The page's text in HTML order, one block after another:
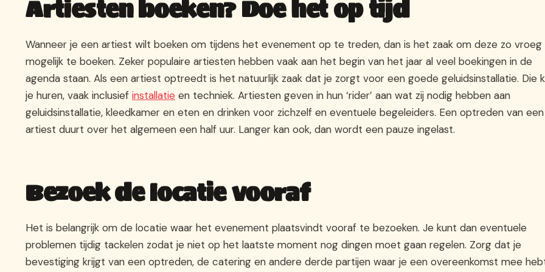
Artiesten boeken? Doe het op tijd
Wanneer je een artiest wilt boeken om tijdens het evenement op te treden, dan is het zaak om deze zo vroeg
mogelijk te boeken. Zeker populaire artiesten hebben vaak aan het begin van het jaar al veel boekingen in de
agenda staan. Als een artiest optreedt is het natuurlijk zaak dat je zorgt voor een goede geluidsinstallatie. Die
je huren, vaak inclusief installatie en techniek. Artiesten geven in hun ‘rider’ aan wat zij nodig hebben aan
geluidsinstallatie, kleedkamer en eten en drinken voor zichzelf en eventuele begeleiders. Een optreden van een
artiest duurt over het algemeen een half uur. Langer kan ook, dan wordt een pauze ingelast.
Bezoek de locatie vooraf
Het is belangrijk om de locatie waar het evenement plaatsvindt vooraf te bezoeken. Je kunt dan eventuele
problemen tijdig tackelen zodat je niet op het laatste moment nog dingen moet gaan regelen. Zorg dat je
bevestiging krijgt van een optreden, de catering en andere derde partijen waar je een overeenkomst mee